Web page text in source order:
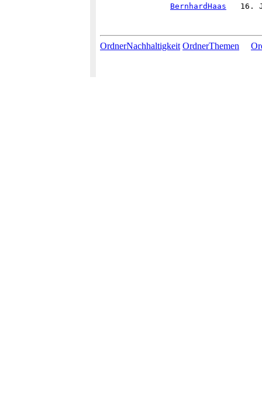
BernhardHaas
OrdnerNachhaltigkeit OrdnerThemen